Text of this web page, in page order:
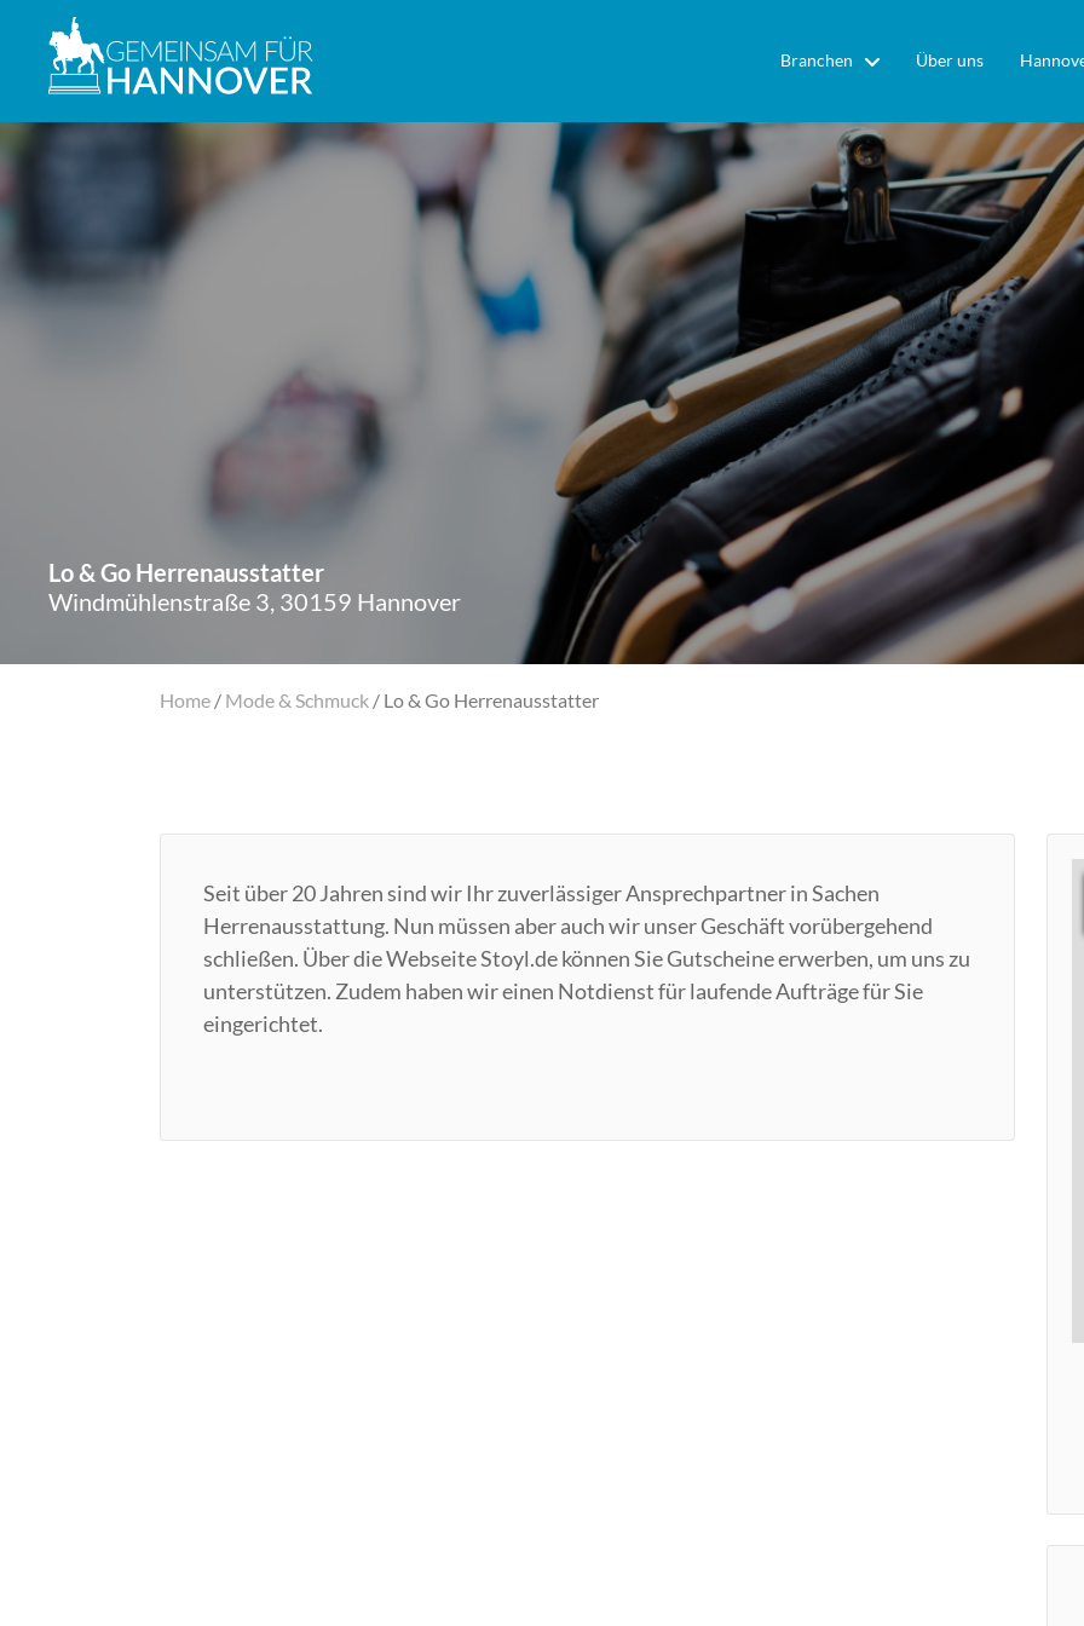
Branchen Über uns
Lo & Go Herrenausstatter
Windmühlenstraße 3, 30159 Hannover
Home / Mode & Schmuck / Lo & Go Herrenausstatter
Seit über 20 Jahren sind wir Ihr zuverlässiger Ansprechpartner in Sachen
Herrenausstattung. Nun müssen aber auch wir unser Geschäft vorübergehend
schließen. Über die Webseite Stoyl.de können Sie Gutscheine erwerben, um uns zu
unterstützen. Zudem haben wir einen Notdienst für laufende Aufträge für Sie
eingerichtet.